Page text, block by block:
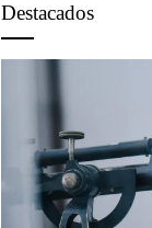
Destacados